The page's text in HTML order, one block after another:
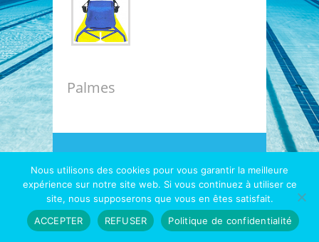
Palmes
piscines et diatomées |Mentions légales|
Conditions Générales de Vente
Nous utilisons des cookies pour vous garantir la meilleure
expérience sur notre site web. Si vous continuez à utiliser ce
site, nous supposerons que vous en êtes satisfait.
ACCEPTER
REFUSER Politique de confidentialité